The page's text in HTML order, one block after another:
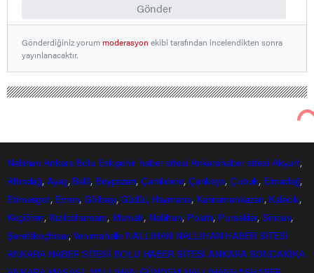
Gönder
Gönderdiğiniz yorummoderasyon ekibi tarafından incelendikten sonra
yayınlanacaktır.
Nallıhan Ankara Bolu Eskişehir haber sitesi Ankarahabersitesi Akyurt,
Altındağ,Ayaş, Balâ, Beypazarı, Çamlıdere, Çankaya, Çubuk, Elmadağ,
Etimesgut, Evren,Gölbaşı,Güdül, Haymana, Kahramankazan, Kalecik,
Keçiören, Kızılcahamam, Mamak, Nallıhan, Polatlı, Pursaklar,Sincan,
Şereflikoçhisar,Yenimahalle NALLIHAN NALLIHAN HABER SİTESİ
ANKARA HABER SİTESİ BOLU HABER SİTESİ ANKARA SONDAKİKA